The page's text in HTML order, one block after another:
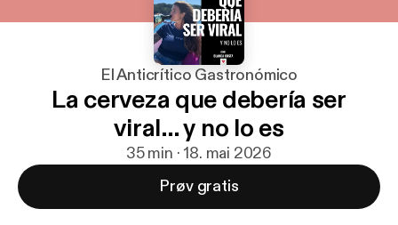
El Anticrítico Gastronómico
La cerveza que debería ser
viral… y no lo es
35 min · 18. mai 2026
Prøv gratis